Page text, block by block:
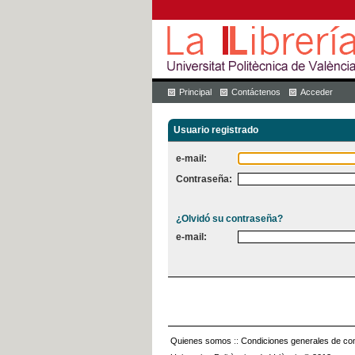
Principal Contáctenos Acceder
Usuario registrado
e-mail:
Contraseña:
¿Olvidó su contraseña?
e-mail:
Quienes somos :: Condiciones generales de